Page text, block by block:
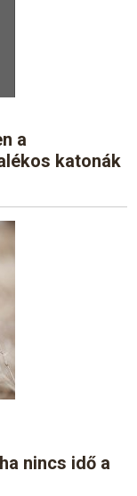
a
katonák
nincs idő a